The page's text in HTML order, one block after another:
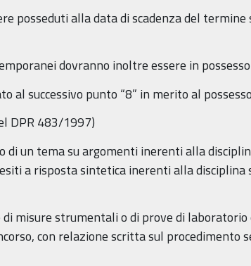
posseduti alla data di scadenza del
dovranno inoltre essere in
al successivo punto “8” in merito al
DPR 483/1997)
un tema su argomenti inerenti alla
a risposta sintetica inerenti alla
di misure strumentali o di prove di
con relazione scritta sul